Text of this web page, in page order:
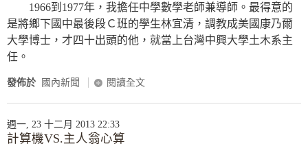
1966到1977年，我擔任中學數學老師兼導師。最得意的
是將鄉下國中最後段Ｃ班的學生林宜清，調教成美國康乃爾
大學博士，才四十出頭的他，就當上台灣中興大學土木系主
任。
發佈於 國內新聞 閱讀全文
週一, 23 十二月 2013 22:33
計算機VS.主人翁心算